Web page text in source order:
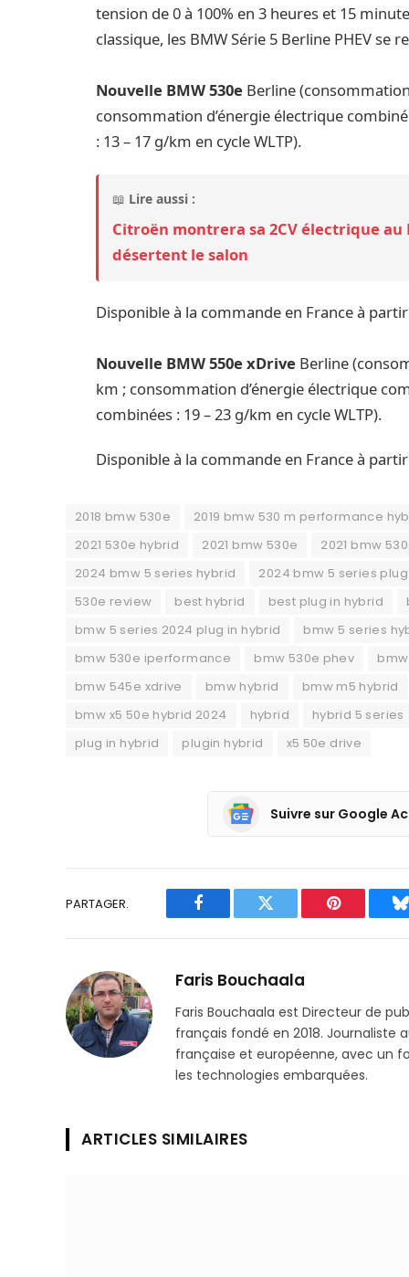
tension de 0 à 100% en 3 heures et 15
classique, les BMW Série 5 Berline PHEV
Nouvelle BMW 530e Berline
consommation d’énergie électrique
: 13 – 17 g/km en cycle WLTP).
📖 Lire aussi :
Citroën montrera sa 2CV électrique
désertent le salon
Disponible à la commande en France à
Nouvelle BMW 550e xDrive Berline
km ; consommation d’énergie électrique
combinées : 19 – 23 g/km en cycle WLTP).
Disponible à la commande en France à
2018 bmw 530e
2019 bmw 530 m performance
2021 530e hybrid
2021 bmw 530e
2021 bmw
2024 bmw 5 series hybrid
2024 bmw 5 series
530e review
best hybrid best plug in hybrid
bmw 5 series 2024 plug in hybrid
bmw 5 series
bmw 530e iperformance
bmw 530e phev
bmw 545e xdrive
bmw hybrid
bmw m5 hybrid
bmw x5 50e hybrid 2024
hybrid
hybrid 5 series
plug in hybrid
plugin hybrid x5 50e drive
Suivre sur Google
PARTAGER.
Facebook Twitter Pinterest
Faris Bouchaala
Faris Bouchaala est Directeur de
français fondé en 2018. Journaliste
française et européenne, avec un
les technologies embarquées.
ARTICLES SIMILAIRES